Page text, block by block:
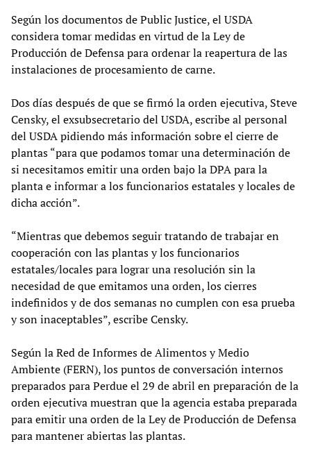
Según los documentos de Public Justice, el USDA
considera tomar medidas en virtud de la Ley de
Producción de Defensa para ordenar la reapertura de las
instalaciones de procesamiento de carne.
Dos días después de que se firmó la orden ejecutiva, Steve
Censky, el exsubsecretario del USDA, escribe al personal
del USDA pidiendo más información sobre el cierre de
plantas “para que podamos tomar una determinación de
si necesitamos emitir una orden bajo la DPA para la
planta e informar a los funcionarios estatales y locales de
dicha acción”.
“Mientras que debemos seguir tratando de trabajar en
cooperación con las plantas y los funcionarios
estatales/locales para lograr una resolución sin la
necesidad de que emitamos una orden, los cierres
indefinidos y de dos semanas no cumplen con esa prueba
y son inaceptables”, escribe Censky.
Según la Red de Informes de Alimentos y Medio
Ambiente (FERN), los puntos de conversación internos
preparados para Perdue el 29 de abril en preparación de la
orden ejecutiva muestran que la agencia estaba preparada
para emitir una orden de la Ley de Producción de Defensa
para mantener abiertas las plantas.